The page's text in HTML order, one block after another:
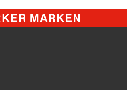
@
Twitter